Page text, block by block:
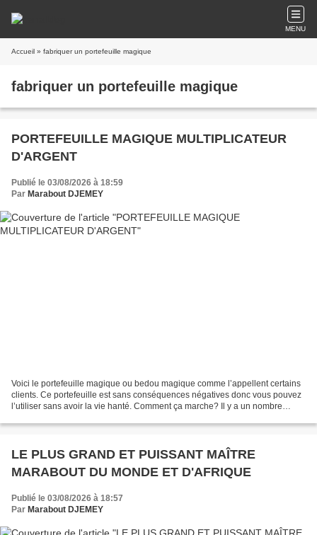
MENU
Accueil » fabriquer un portefeuille magique
fabriquer un portefeuille magique
PORTEFEUILLE MAGIQUE MULTIPLICATEUR
D'ARGENT
Publié le 03/08/2026 à 18:59
Par Marabout DJEMEY
Voici le portefeuille magique ou bedou magique comme l’appellent certains
clients. Ce portefeuille est sans conséquences négatives donc vous pouvez
l’utiliser sans avoir la vie hanté. Comment ça marche? Il y a un nombre
LE PLUS GRAND ET PUISSANT MAÎTRE
MARABOUT DU MONDE ET D'AFRIQUE
Publié le 03/08/2026 à 18:57
Par Marabout DJEMEY